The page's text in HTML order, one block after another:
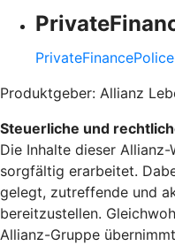
Produktgeber: Allianz
Steuerliche und
Die Inhalte dieser
sorgfältig erarbeitet.
gelegt, zutreffende und
bereitzustellen.
Allianz-Gruppe